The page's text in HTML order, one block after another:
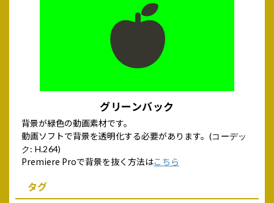
グリーンバック
背景が緑色の動画素材です。
動画ソフトで背景を透明化する必要があります。 (コーデッ
ク: H.264)
Premiere Proで背景を抜く方法はこちら
タグ